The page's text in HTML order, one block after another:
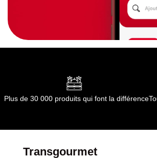
Plus de 30 000 produits qui font la différence
Transgourmet